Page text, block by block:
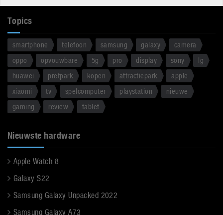
Topics
smartphone telefoon samsung galaxy
camera
oppo
opvouwbare 5g pro display sony
lg
huawei
pretpark kopen attractiepark
apple
xiaomi
tv spelcomputer playstation
nieuwe
gaming
review tablet
Nieuwste hardware
Apple Watch 8
Galaxy S22
Samsung Galaxy Unpacked 2022
Samsung Galaxy A73